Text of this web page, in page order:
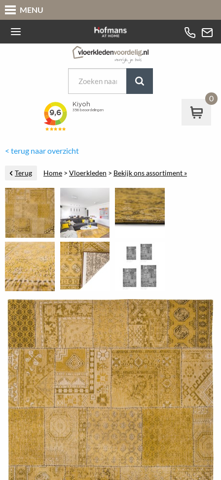
MENU
0
< terug naar overzicht
Terug Home > Vloerkleden > Bekijk ons assortiment »